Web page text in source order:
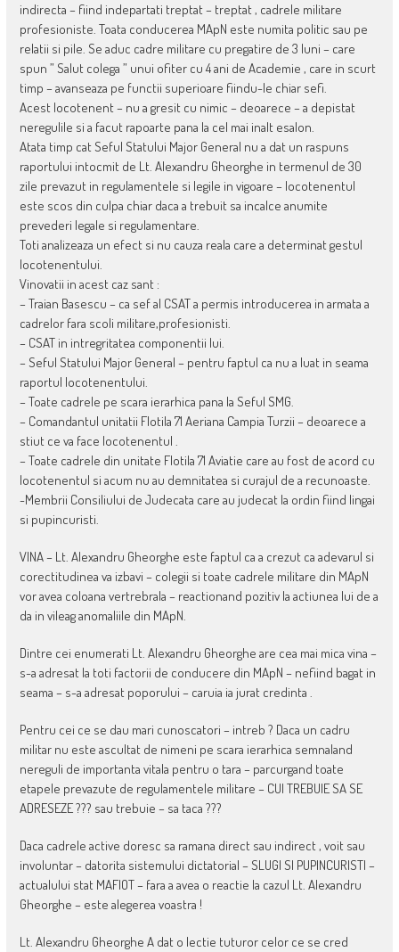
indirecta – fiind indepartati treptat – treptat , cadrele militare
profesioniste. Toata conducerea MApN este numita politic sau pe
relatii si pile. Se aduc cadre militare cu pregatire de 3 luni – care
spun ” Salut colega ” unui ofiter cu 4 ani de Academie , care in scurt
timp – avanseaza pe functii superioare fiindu-le chiar sefi.
Acest locotenent – nu a gresit cu nimic – deoarece – a depistat
neregulile si a facut rapoarte pana la cel mai inalt esalon.
Atata timp cat Seful Statului Major General nu a dat un raspuns
raportului intocmit de Lt. Alexandru Gheorghe in termenul de 30
zile prevazut in regulamentele si legile in vigoare – locotenentul
este scos din culpa chiar daca a trebuit sa incalce anumite
prevederi legale si regulamentare.
Toti analizeaza un efect si nu cauza reala care a determinat gestul
locotenentului.
Vinovatii in acest caz sant :
– Traian Basescu – ca sef al CSAT a permis introducerea in armata a
cadrelor fara scoli militare,profesionisti.
– CSAT in intregritatea componentii lui.
– Seful Statului Major General – pentru faptul ca nu a luat in seama
raportul locotenentului.
– Toate cadrele pe scara ierarhica pana la Seful SMG.
– Comandantul unitatii Flotila 71 Aeriana Campia Turzii – deoarece a
stiut ce va face locotenentul .
– Toate cadrele din unitate Flotila 71 Aviatie care au fost de acord cu
locotenentul si acum nu au demnitatea si curajul de a recunoaste.
-Membrii Consiliului de Judecata care au judecat la ordin fiind lingai
si pupincuristi.
VINA – Lt. Alexandru Gheorghe este faptul ca a crezut ca adevarul si
corectitudinea va izbavi – colegii si toate cadrele militare din MApN
vor avea coloana vertrebrala – reactionand pozitiv la actiunea lui de a
da in vileag anomaliile din MApN.
Dintre cei enumerati Lt. Alexandru Gheorghe are cea mai mica vina –
s-a adresat la toti factorii de conducere din MApN – nefiind bagat in
seama – s-a adresat poporului – caruia ia jurat credinta .
Pentru cei ce se dau mari cunoscatori – intreb ? Daca un cadru
militar nu este ascultat de nimeni pe scara ierarhica semnaland
nereguli de importanta vitala pentru o tara – parcurgand toate
etapele prevazute de regulamentele militare – CUI TREBUIE SA SE
ADRESEZE ??? sau trebuie – sa taca ???
Daca cadrele active doresc sa ramana direct sau indirect , voit sau
involuntar – datorita sistemului dictatorial – SLUGI SI PUPINCURISTI –
actualului stat MAFIOT – fara a avea o reactie la cazul Lt. Alexandru
Gheorghe – este alegerea voastra !
Lt. Alexandru Gheorghe A dat o lectie tuturor celor ce se cred